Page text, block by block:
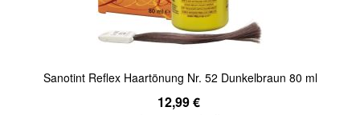
Sanotint Reflex Haartönung Nr. 52 Dunkelbraun 80 ml
12,99 €